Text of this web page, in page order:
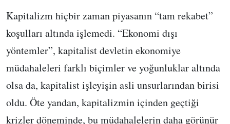
Kapitalizm hiçbir zaman piyasanın “tam rekabet”
koşulları altında işlemedi. “Ekonomi dışı
yöntemler”, kapitalist devletin ekonomiye
müdahaleleri farklı biçimler ve yoğunluklar altında
olsa da, kapitalist işleyişin asli unsurlarından birisi
oldu. Öte yandan, kapitalizmin içinden geçtiği
krizler döneminde, bu müdahalelerin daha görünür